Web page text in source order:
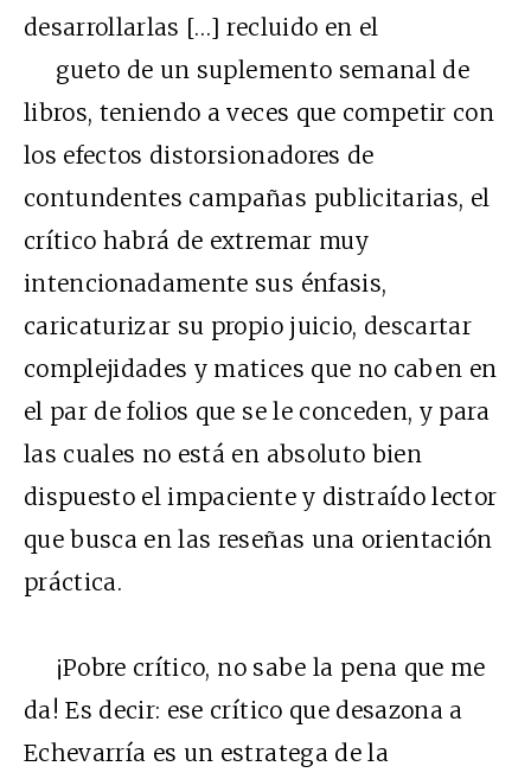
desarrollarlas […] recluido en el
gueto de un suplemento semanal de
libros, teniendo a veces que competir con
los efectos distorsionadores de
contundentes campañas publicitarias, el
crítico habrá de extremar muy
intencionadamente sus énfasis,
caricaturizar su propio juicio, descartar
complejidades y matices que no caben en
el par de folios que se le conceden, y para
las cuales no está en absoluto bien
dispuesto el impaciente y distraído lector
que busca en las reseñas una orientación
práctica.
¡Pobre crítico, no sabe la pena que me
da! Es decir: ese crítico que desazona a
Echevarría es un estratega de la